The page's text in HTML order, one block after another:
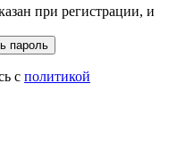
при регистрации, и
пароль
с политикой